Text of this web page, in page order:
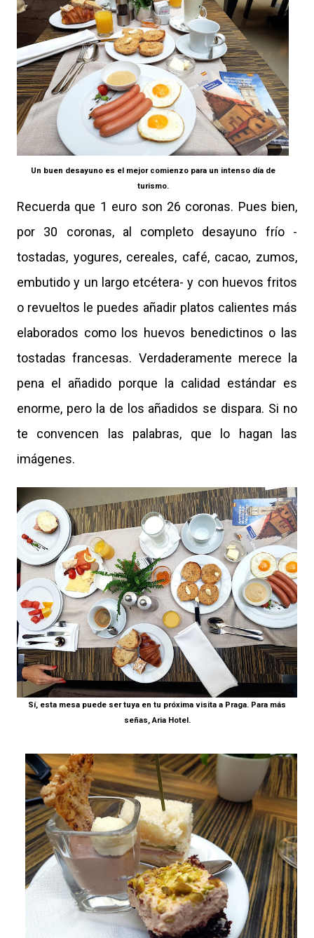
Un buen desayuno es el mejor comienzo para un intenso día de
turismo.
Recuerda que 1 euro son 26 coronas. Pues bien,
por 30 coronas, al completo desayuno frío -
tostadas, yogures, cereales, café, cacao, zumos,
embutido y un largo etcétera- y con huevos fritos
o revueltos le puedes añadir platos calientes más
elaborados como los huevos benedictinos o las
tostadas francesas. Verdaderamente merece la
pena el añadido porque la calidad estándar es
enorme, pero la de los añadidos se dispara. Si no
te convencen las palabras, que lo hagan las
imágenes.
Sí, esta mesa puede ser tuya en tu próxima visita a Praga. Para más
señas, Aria Hotel.